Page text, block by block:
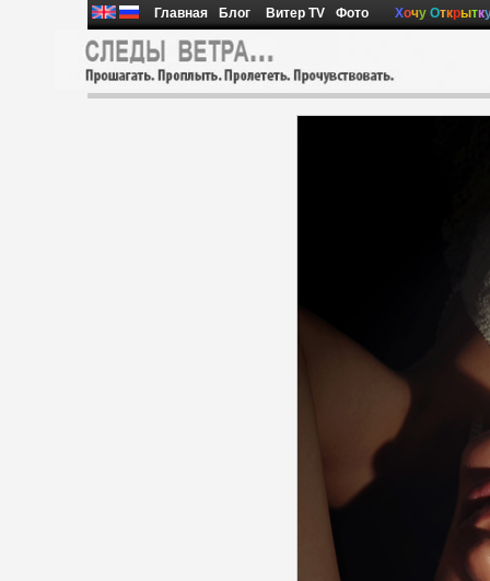
Главная Блог Витер TV Фото Хочу Открытк